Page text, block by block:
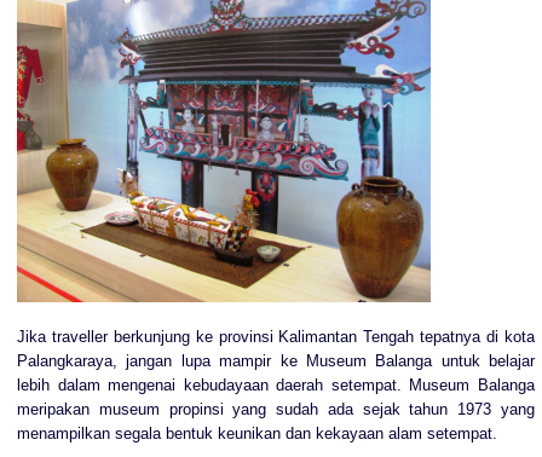
Jika traveller berkunjung ke provinsi Kalimantan Tengah tepatnya di kota
Palangkaraya, jangan lupa mampir ke Museum Balanga untuk belajar
lebih dalam mengenai kebudayaan daerah setempat. Museum Balanga
meripakan museum propinsi yang sudah ada sejak tahun 1973 yang
menampilkan segala bentuk keunikan dan kekayaan alam setempat.